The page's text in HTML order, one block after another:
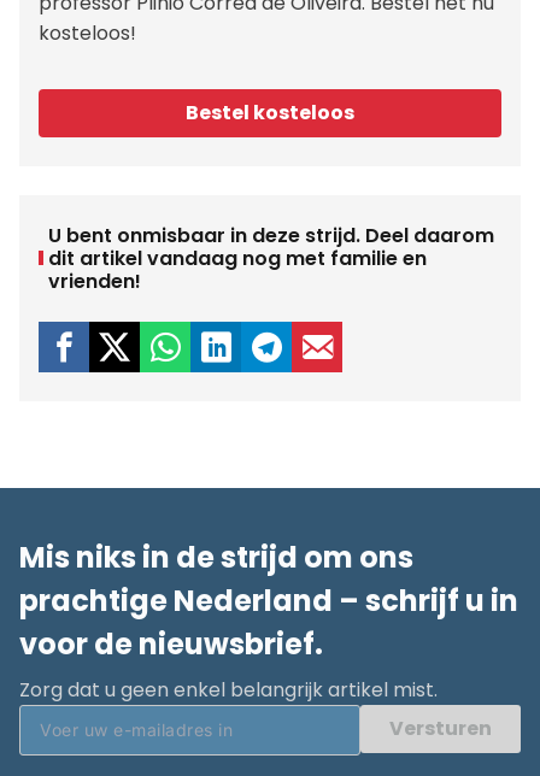
kosteloos!
Bestel kosteloos
U bent onmisbaar in deze strijd. Deel daarom
dit artikel vandaag nog met familie en
vrienden!
Mis niks in de strijd om ons
prachtige Nederland – schrijf u in
voor de nieuwsbrief.
Zorg dat u geen enkel belangrijk artikel mist.
Versturen